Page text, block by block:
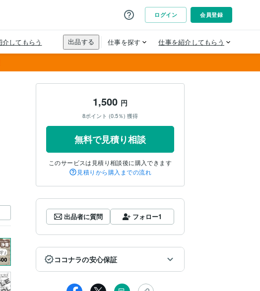
1,500 円
8ポイント (0.5％) 獲得
無料で見積り相談
このサービスは見積り相談後に購入できます
見積りから購入までの流れ
出品者に質問 フォロー1
ココナラの安心保証